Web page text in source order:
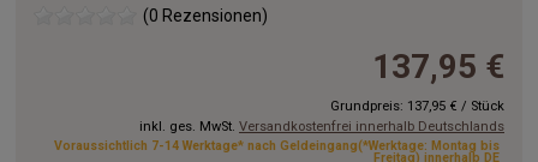
(0 Rezensionen)
137,95 €
Grundpreis: 137,95 € / Stück
inkl. ges. MwSt. Versandkostenfrei innerhalb Deutschlands
Voraussichtlich 7-14 Werktage* nach Geldeingang(*Werktage: Montag bis
Freitag) innerhalb DE